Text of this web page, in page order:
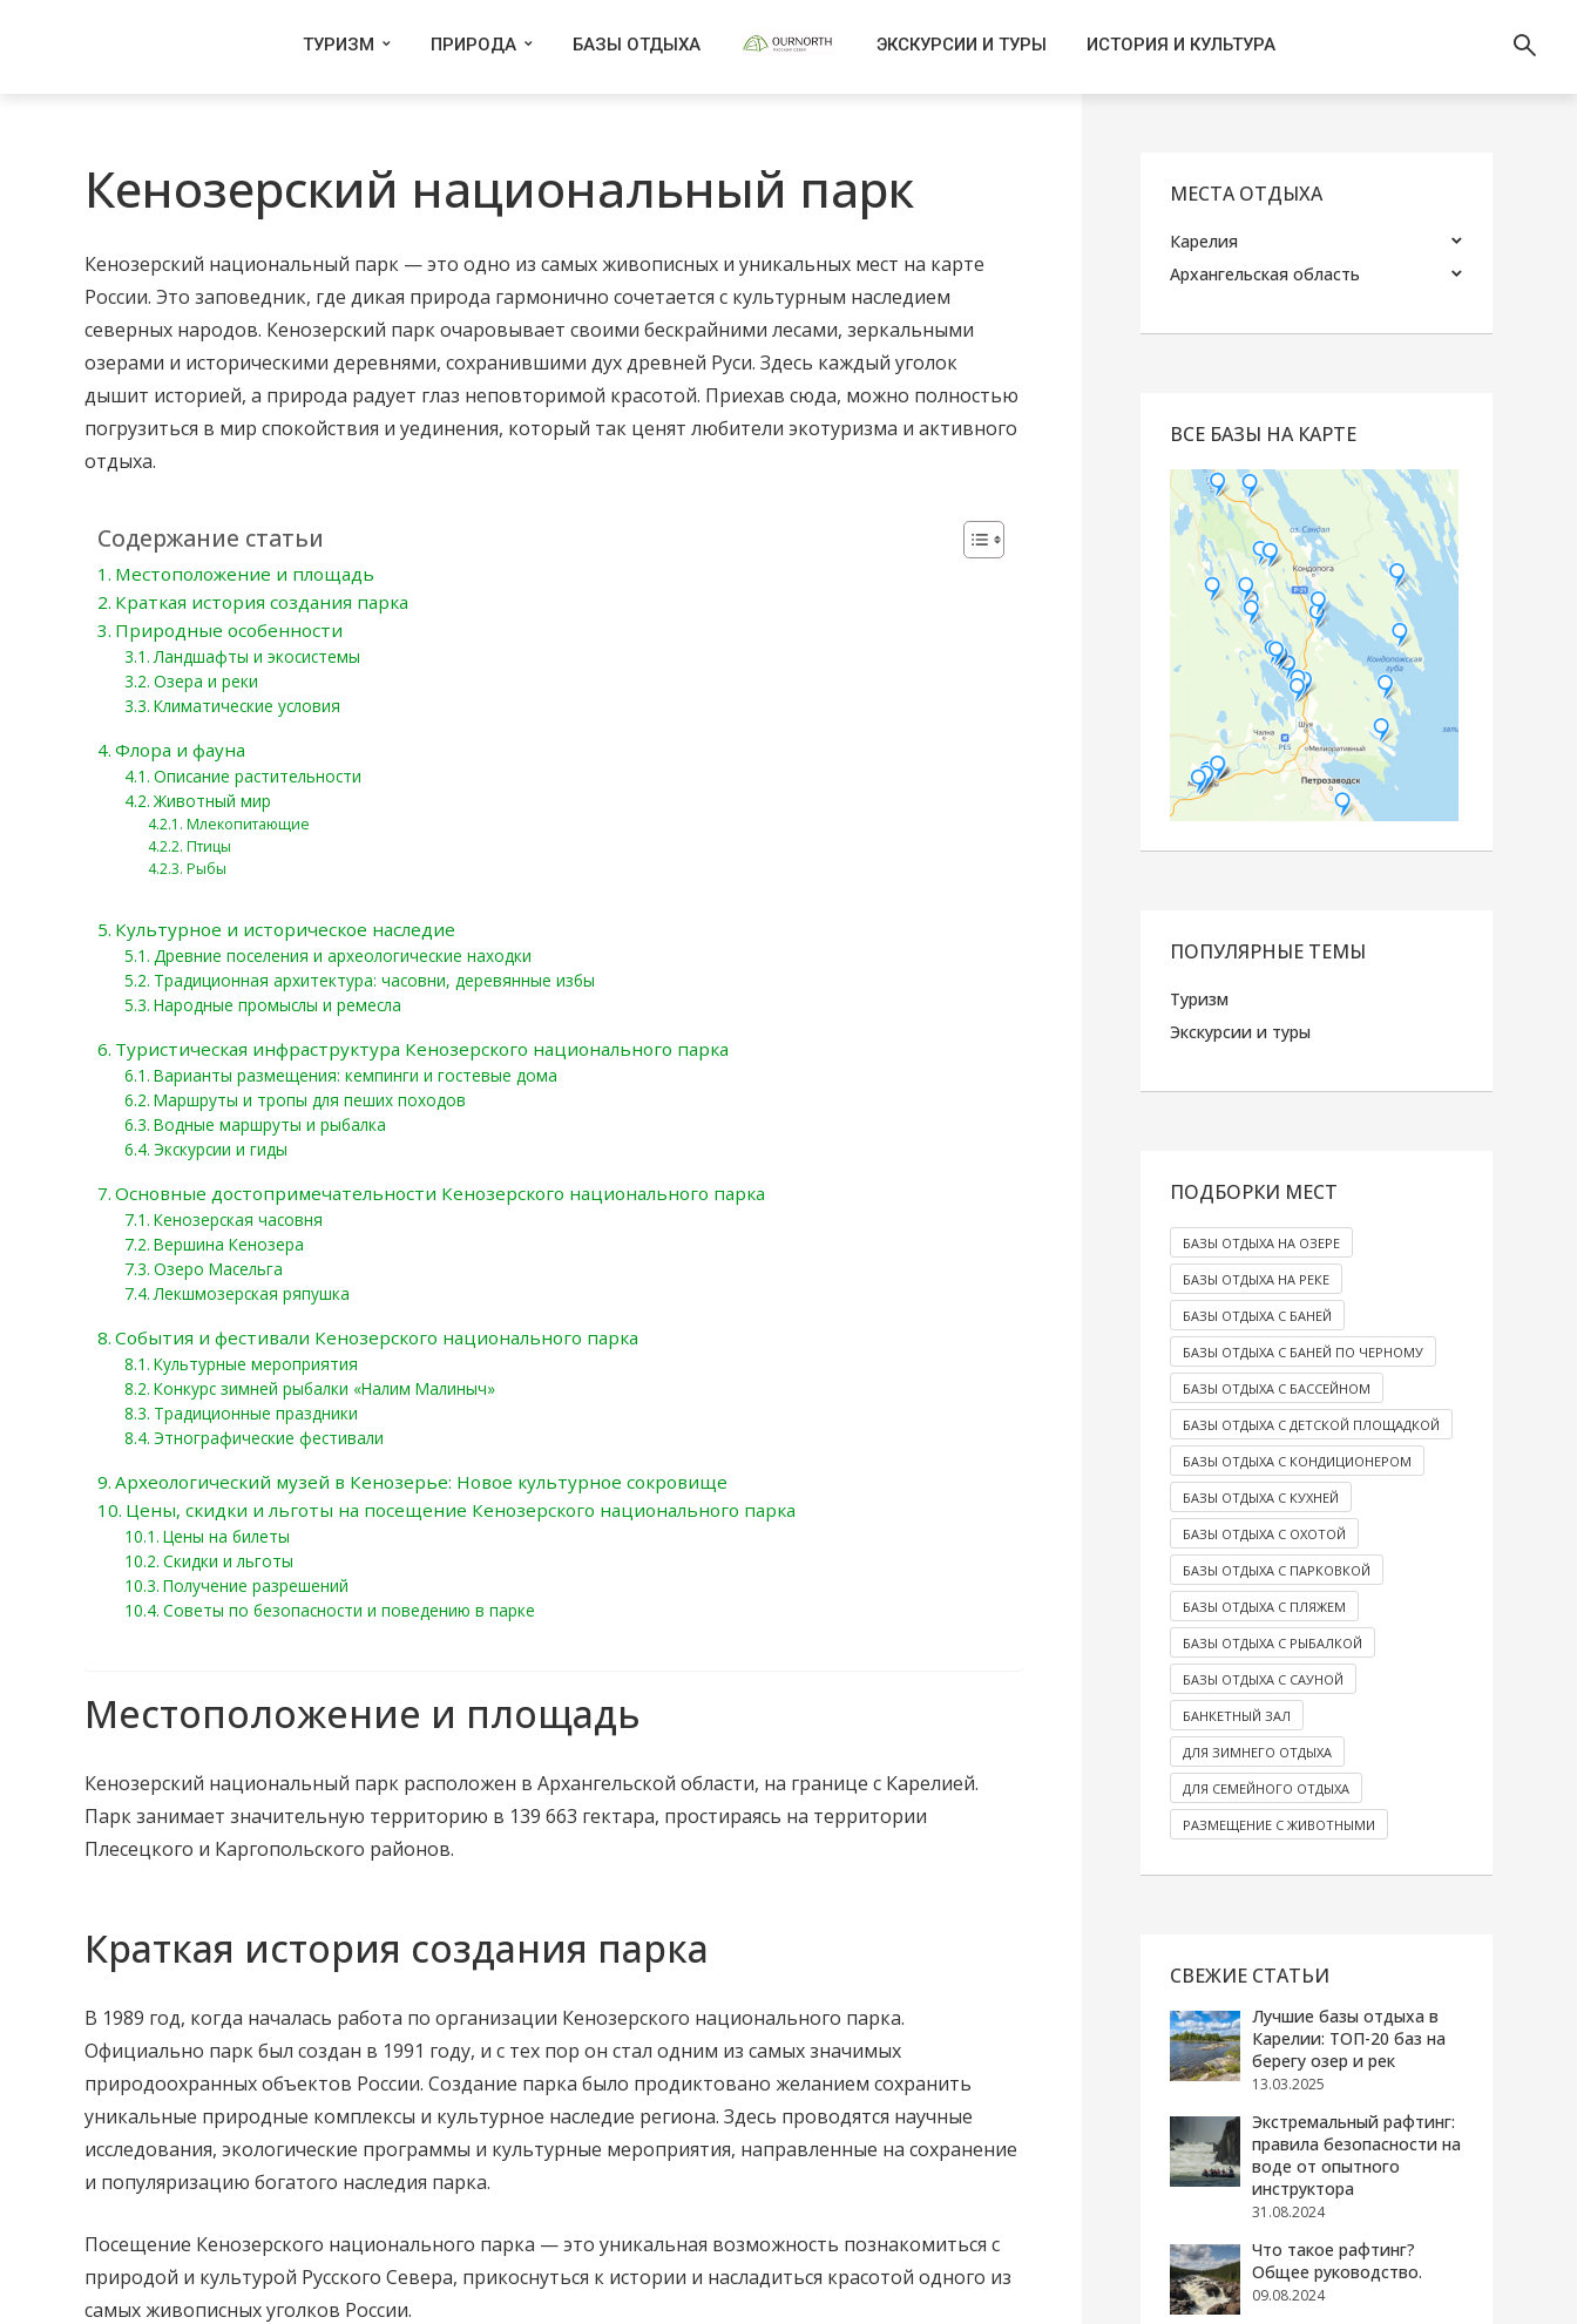
ТУРИЗМ ПРИРОДА БАЗЫ ОТДЫХА ЭКСКУРСИИ И ТУРЫ ИСТОРИЯ И КУЛЬТУРА
Кенозерский национальный парк
Кенозерский национальный парк — это одно из самых живописных и уникальных мест на карте
России. Это заповедник, где дикая природа гармонично сочетается с культурным наследием
северных народов. Кенозерский парк очаровывает своими бескрайними лесами, зеркальными
озерами и историческими деревнями, сохранившими дух древней Руси. Здесь каждый уголок
дышит историей, а природа радует глаз неповторимой красотой. Приехав сюда, можно полностью
погрузиться в мир спокойствия и уединения, который так ценят любители экотуризма и активного
отдыха.
Содержание статьи
Местоположение и площадь
Краткая история создания парка
Природные особенности
Ландшафты и экосистемы
Озера и реки
Климатические условия
Флора и фауна
Описание растительности
Животный мир
Млекопитающие
Птицы
Рыбы
Культурное и историческое наследие
Древние поселения и археологические находки
Традиционная архитектура: часовни, деревянные избы
Народные промыслы и ремесла
Туристическая инфраструктура Кенозерского национального парка
Варианты размещения: кемпинги и гостевые дома
Маршруты и тропы для пеших походов
Водные маршруты и рыбалка
Экскурсии и гиды
Основные достопримечательности Кенозерского национального парка
Кенозерская часовня
Вершина Кенозера
Озеро Масельга
Лекшмозерская ряпушка
События и фестивали Кенозерского национального парка
Культурные мероприятия
Конкурс зимней рыбалки «Налим Малиныч»
Традиционные праздники
Этнографические фестивали
Археологический музей в Кенозерье: Новое культурное сокровище
Цены, скидки и льготы на посещение Кенозерского национального парка
Цены на билеты
Скидки и льготы
Получение разрешений
Советы по безопасности и поведению в парке
Местоположение и площадь
Кенозерский национальный парк расположен в Архангельской области, на границе с Карелией.
Парк занимает значительную территорию в 139 663 гектара, простираясь на территории
Плесецкого и Каргопольского районов.
Краткая история создания парка
В 1989 год, когда началась работа по организации Кенозерского национального парка.
Официально парк был создан в 1991 году, и с тех пор он стал одним из самых значимых
природоохранных объектов России. Создание парка было продиктовано желанием сохранить
уникальные природные комплексы и культурное наследие региона. Здесь проводятся научные
исследования, экологические программы и культурные мероприятия, направленные на сохранение
и популяризацию богатого наследия парка.
Посещение Кенозерского национального парка — это уникальная возможность познакомиться с
природой и культурой Русского Севера, прикоснуться к истории и насладиться красотой одного из
самых живописных уголков России.
МЕСТА ОТДЫХА
Карелия
Архангельская область
ВСЕ БАЗЫ НА КАРТЕ
ПОПУЛЯРНЫЕ ТЕМЫ
Туризм
Экскурсии и туры
ПОДБОРКИ МЕСТ
БАЗЫ ОТДЫХА НА ОЗЕРЕ
БАЗЫ ОТДЫХА НА РЕКЕ
БАЗЫ ОТДЫХА С БАНЕЙ
БАЗЫ ОТДЫХА С БАНЕЙ ПО ЧЕРНОМУ
БАЗЫ ОТДЫХА С БАССЕЙНОМ
БАЗЫ ОТДЫХА С ДЕТСКОЙ ПЛОЩАДКОЙ
БАЗЫ ОТДЫХА С КОНДИЦИОНЕРОМ
БАЗЫ ОТДЫХА С КУХНЕЙ
БАЗЫ ОТДЫХА С ОХОТОЙ
БАЗЫ ОТДЫХА С ПАРКОВКОЙ
БАЗЫ ОТДЫХА С ПЛЯЖЕМ
БАЗЫ ОТДЫХА С РЫБАЛКОЙ
БАЗЫ ОТДЫХА С САУНОЙ
БАНКЕТНЫЙ ЗАЛ
ДЛЯ ЗИМНЕГО ОТДЫХА
ДЛЯ СЕМЕЙНОГО ОТДЫХА
РАЗМЕЩЕНИЕ С ЖИВОТНЫМИ
СВЕЖИЕ СТАТЬИ
Лучшие базы отдыха в
Карелии: ТОП-20 баз на
берегу озер и рек
13.03.2025
Экстремальный рафтинг:
правила безопасности на
воде от опытного
инструктора
31.08.2024
Что такое рафтинг?
Общее руководство.
09.08.2024